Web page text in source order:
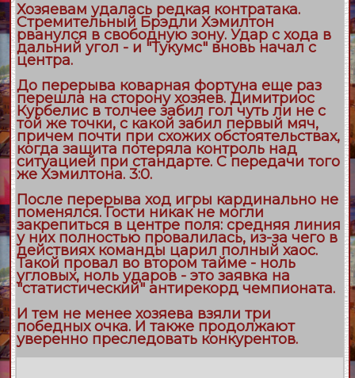
Хозяевам удалась редкая контратака.
Стремительный Брэдли Хэмилтон
рванулся в свободную зону. Удар с хода в
дальний угол - и "Тукумс" вновь начал с
центра.
До перерыва коварная фортуна еще раз
перешла на сторону хозяев. Димитриос
Курбелис в толчее забил гол чуть ли не с
той же точки, с какой забил первый мяч,
причем почти при схожих обстоятельствах,
когда защита потеряла контроль над
ситуацией при стандарте. С передачи того
же Хэмилтона. 3:0.
После перерыва ход игры кардинально не
поменялся. Гости никак не могли
закрепиться в центре поля: средняя линия
у них полностью провалилась, из-за чего в
действиях команды царил полный хаос.
Такой провал во втором тайме - ноль
угловых, ноль ударов - это заявка на
"статистический" антирекорд чемпионата.
И тем не менее хозяева взяли три
победных очка. И также продолжают
уверенно преследовать конкурентов.